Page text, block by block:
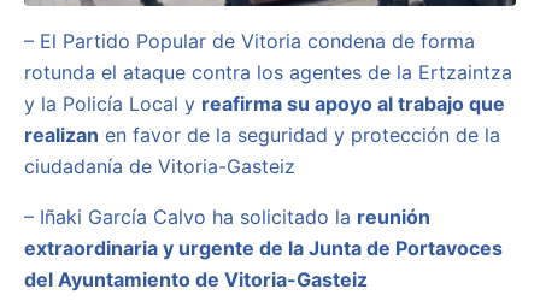
– El Partido Popular de Vitoria condena de forma
rotunda el ataque contra los agentes de la Ertzaintza
y la Policía Local y reafirma su apoyo al trabajo que
realizan en favor de la seguridad y protección de la
ciudadanía de Vitoria-Gasteiz
– Iñaki García Calvo ha solicitado la reunión
extraordinaria y urgente de la Junta de Portavoces
del Ayuntamiento de Vitoria-Gasteiz